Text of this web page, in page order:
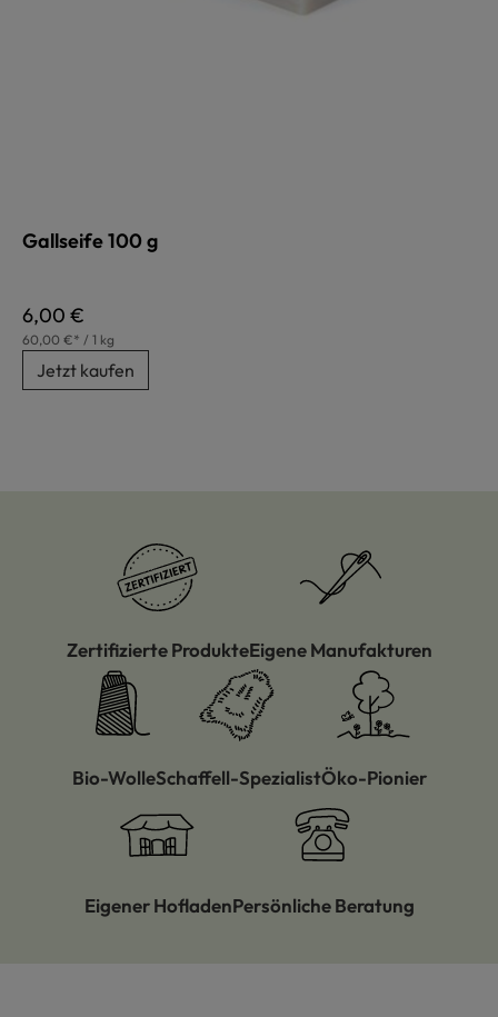
Gallseife 100 g
Regulärer Preis:
6,00 €
60,00 €* / 1 kg
Jetzt kaufen
Zertifizierte ProdukteEigene Manufakturen
Bio-WolleSchaffell-SpezialistÖko-Pionier
Eigener HofladenPersönliche Beratung